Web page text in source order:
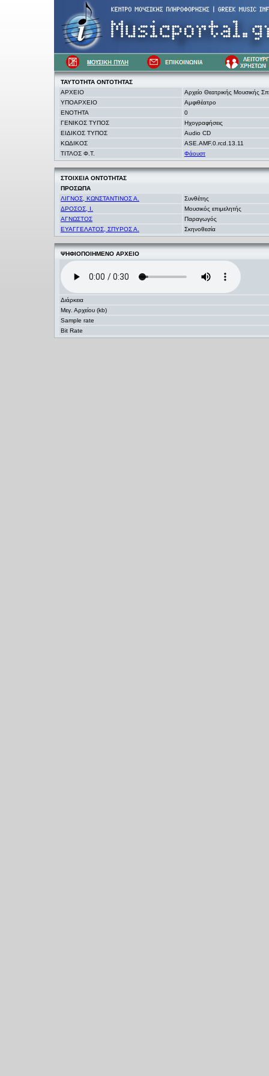
ΤΑΥΤΟΤΗΤΑ ΟΝΤΟΤΗΤΑΣ
ΑΡΧΕΙΟ
Αρχείο Θεατρικής Μουσικής
ΥΠΟΑΡΧΕΙΟ
Αμφιθέατρο
ΕΝΟΤΗΤΑ
0
ΓΕΝΙΚΟΣ ΤΥΠΟΣ
Ηχογραφήσεις
ΕΙΔΙΚΟΣ ΤΥΠΟΣ
Audio CD
ΚΩΔΙΚΟΣ
ASE.AMF.0.rcd.13.11
ΤΙΤΛΟΣ Φ.Τ.
Φάουστ
ΣΤΟΙΧΕΙΑ ΟΝΤΟΤΗΤΑΣ
ΠΡΟΣΩΠΑ
ΛΙΓΝΟΣ, ΚΩΝΣΤΑΝΤΙΝΟΣ Α.
Συνθέτης
ΔΡΟΣΟΣ, Ι.
Μουσικός επιμελητής
ΑΓΝΩΣΤΟΣ
Παραγωγός
ΕΥΑΓΓΕΛΑΤΟΣ, ΣΠΥΡΟΣ Α.
Σκηνοθεσία
ΨΗΦΙΟΠΟΙΗΜΕΝΟ ΑΡΧΕΙΟ
Διάρκεια
Μεγ. Αρχείου (kb)
Sample rate
Bit Rate